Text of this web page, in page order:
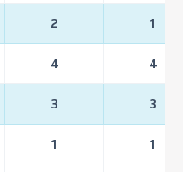
2 1
4 4
3 3
1 1